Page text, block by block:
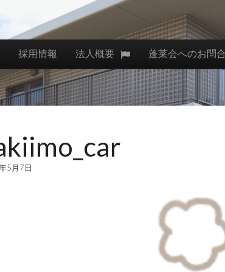
採用情報 法人概要 蓬莱会へのお問
5月7日